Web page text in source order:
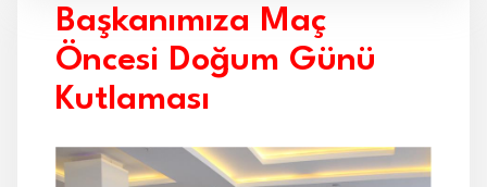
AKADEMİ
MARKALAR
BRANŞLAR
Başkanımıza Maç
Öncesi Doğum Günü
Kutlaması